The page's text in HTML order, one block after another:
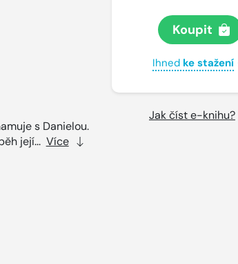
s Danielou.
její... Více
Koupit
Ihned ke stažení
Jak číst e-knihu?